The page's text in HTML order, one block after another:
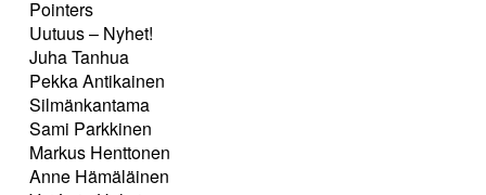
Pointers
Uutuus – Nyhet!
Juha Tanhua
Pekka Antikainen
Silmänkantama
Sami Parkkinen
Markus Henttonen
Anne Hämäläinen